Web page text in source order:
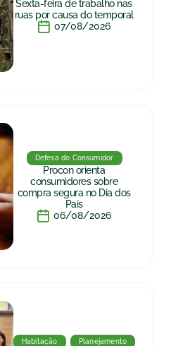
Sexta-feira de trabalho nas
ruas por causa do temporal
07/08/2026
Defesa do Consumidor
Procon orienta
consumidores sobre
compra segura no Dia dos
Pais
06/08/2026
Habitação Planejamento